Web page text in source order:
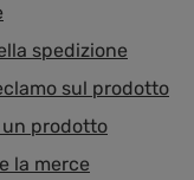
spedizione
sul prodotto
prodotto
la merce